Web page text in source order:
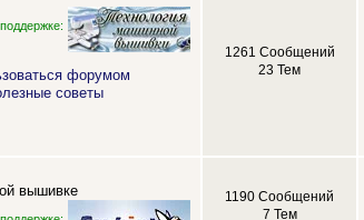
форумом
советы
1261 Сообщений
23 Тем
вышивке
1190 Сообщений
7 Тем